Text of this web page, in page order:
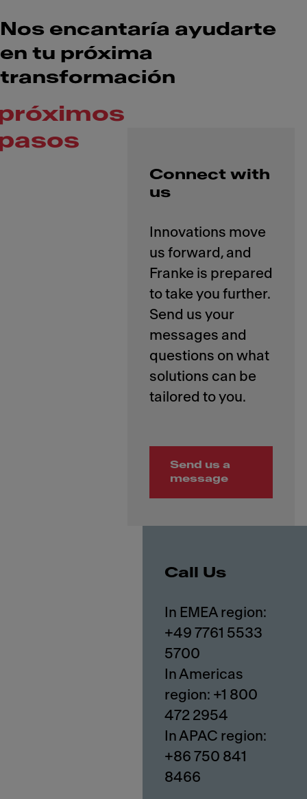
Nos encantaría ayudarte
en tu próxima
transformación
Connect with
us
Innovations move
us forward, and
Franke is prepared
to take you further.
Send us your
messages and
questions on what
solutions can be
Send us a
message
Call Us
In EMEA region:
+49 7761 5533
5700
In Americas
region: +1 800
472 2954
In APAC region:
+86 750 841
8466